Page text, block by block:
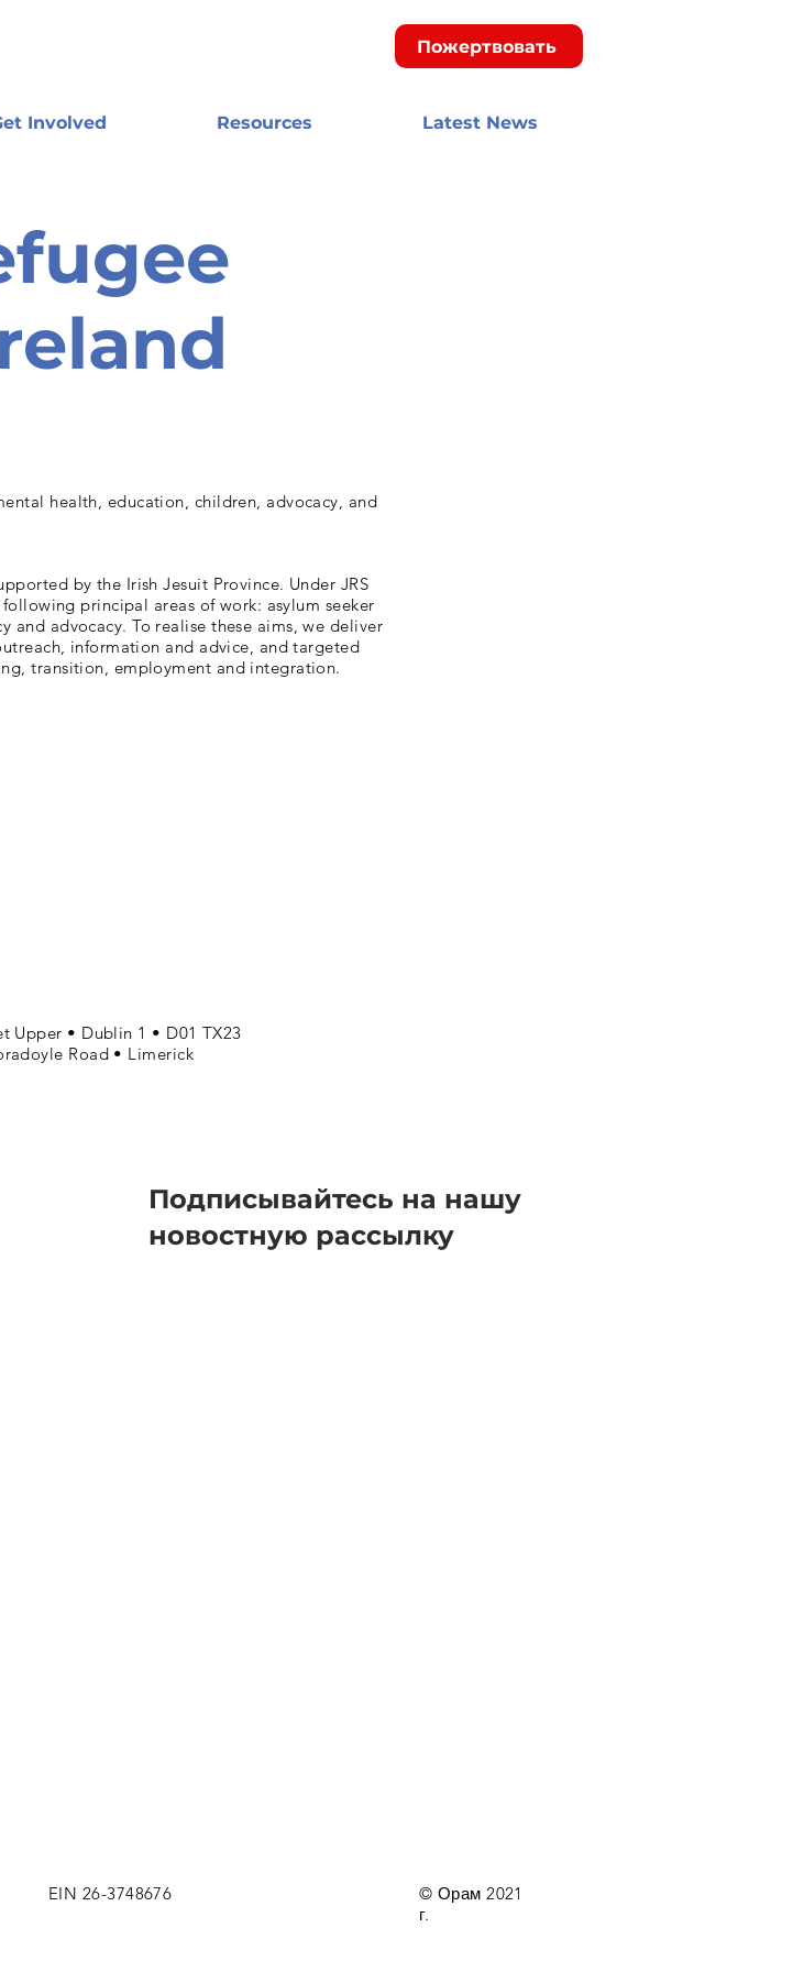
Пожертвовать
Involved Resources Latest News
health, education, children, advocacy, and
by the Irish Jesuit Province. Under JRS
principal areas of work: asylum seeker
advocacy. To realise these aims, we deliver
information and advice, and targeted
transition, employment and integration.
Upper • Dublin 1 • D01 TX23
Road • Limerick
Подписывайтесь на нашу
новостную рассылку
EIN 26-3748676
© Орам 2021
г.